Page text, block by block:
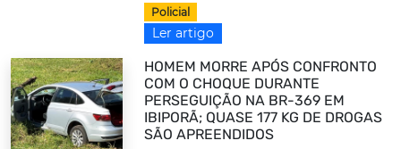
Policial
Ler artigo
HOMEM MORRE APÓS CONFRONTO
COM O CHOQUE DURANTE
PERSEGUIÇÃO NA BR-369 EM
IBIPORÃ; QUASE 177 KG DE DROGAS
SÃO APREENDIDOS